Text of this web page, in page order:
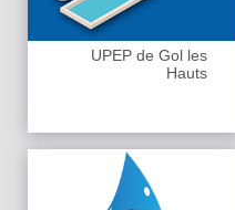
UPEP de Gol les
Hauts